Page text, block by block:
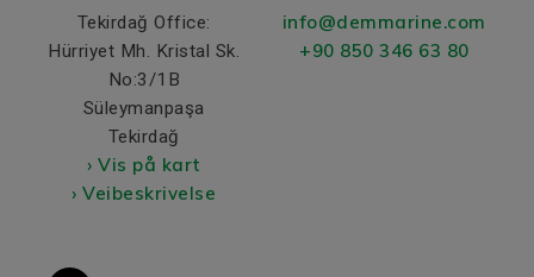
Tekirdağ Office:
Hürriyet Mh. Kristal Sk.
No:3/1B
Süleymanpaşa
Tekirdağ
› Vis på kart
› Veibeskrivelse
info@demmarine.com
+90 850 346 63 80